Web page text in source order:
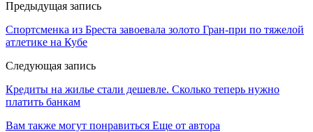
Предыдущая запись
Спортсменка из Бреста завоевала золото Гран-при по тяжелой
атлетике на Кубе
Следующая запись
Кредиты на жилье стали дешевле. Сколько теперь нужно
платить банкам
Вам также могут понравиться Еще от автора